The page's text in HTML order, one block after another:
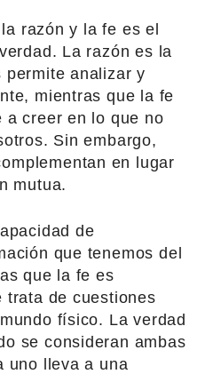
razón y la fe es el
La razón es la
permite analizar y
mientras que la fe
a creer en lo que no
Sin embargo,
en lugar
mutua.
de
que tenemos del
que la fe es
trata de cuestiones
físico. La verdad
se consideran ambas
uno lleva a una